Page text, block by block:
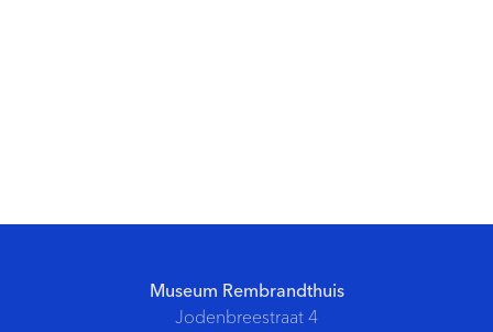
Museum Rembrandthuis
Jodenbreestraat 4